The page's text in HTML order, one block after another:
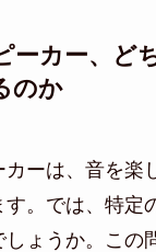
ーカー、ど
のか
ーは、音を楽
。では、特定
ょうか。この